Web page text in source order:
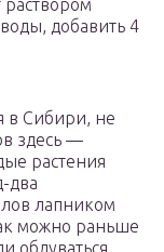
добавить 4
в Сибири, не
здесь —
растения
два
лапником
можно раньше
обдуваться